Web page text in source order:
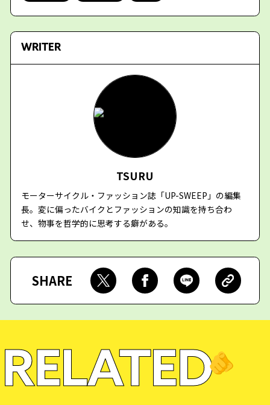
WRITER
TSURU
モーターサイクル・ファッション誌「UP-SWEEP」の編集
長。変に偏ったバイクとファッションの知識を持ち合わ
せ、物事を哲学的に思考する癖がある。
SHARE
RELATED🫵